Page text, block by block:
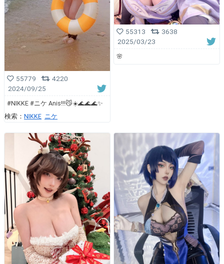
55779
4220
2024/09/25
#NIKKE #ニケ Anis!!!😼☀️🌊🌊🌊✨
検索： NIKKE ニケ
55313
3638
2025/03/23
🌸